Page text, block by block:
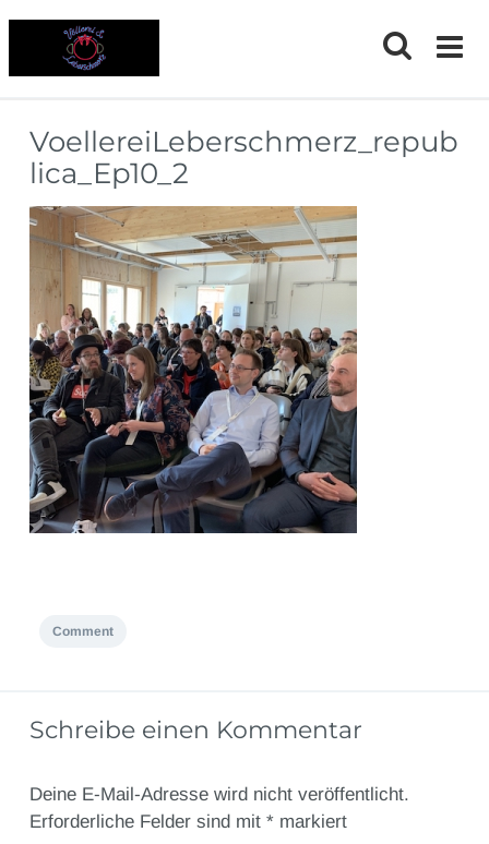
VoellereiLeberschmerz_repub
lica_Ep10_2
Comment
Schreibe einen Kommentar
Deine E-Mail-Adresse wird nicht veröffentlicht.
Erforderliche Felder sind mit *markiert